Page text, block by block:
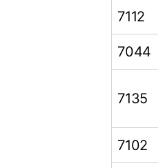
7112
7044
7135
7102